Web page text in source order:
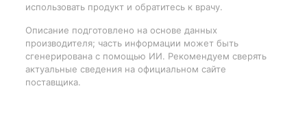
использовать продукт и обратитесь к врачу.
Описание подготовлено на основе данных
производителя; часть информации может быть
сгенерирована с помощью ИИ. Рекомендуем сверять
актуальные сведения на официальном сайте
поставщика.